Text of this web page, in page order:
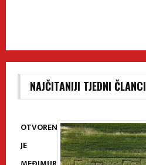
NAJČITANIJI TJEDNI ČLANCI
OTVOREN
JE